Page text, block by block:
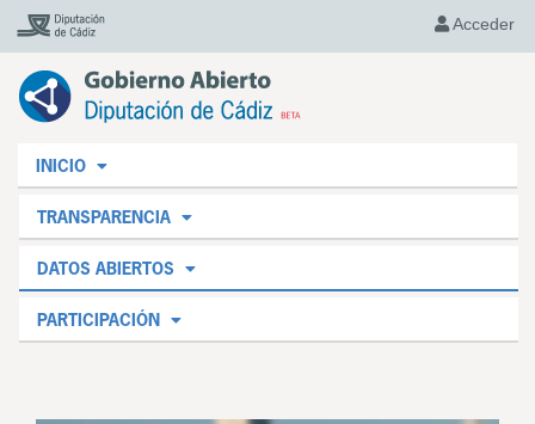
Acceder
INICIO
TRANSPARENCIA
DATOS ABIERTOS
PARTICIPACIÓN